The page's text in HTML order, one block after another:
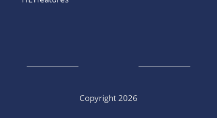
Copyright 2026